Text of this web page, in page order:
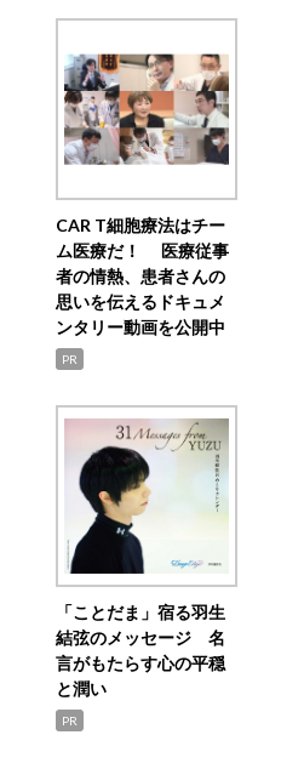
CAR T細胞療法はチー
ム医療だ！ 医療従事
者の情熱、患者さんの
思いを伝えるドキュメ
ンタリー動画を公開中
PR
「ことだま」宿る羽生
結弦のメッセージ 名
言がもたらす心の平穏
と潤い
PR